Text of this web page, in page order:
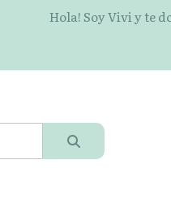
Hola! Soy Vivi y te